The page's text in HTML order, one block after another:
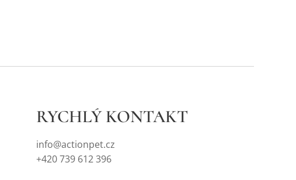
RYCHLÝ KONTAKT
info@actionpet.cz
+420 739 612 396